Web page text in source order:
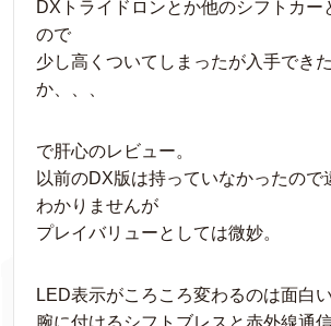
DXトライドロンとか他のシフトカー
ので
少し高くついてしまったが入手でき
か、、、
で肝心のレビュー。
以前のDX版は持っていなかったので
わかりませんが
プレイバリューとしては微妙。
LED表示がころころ変わるのは面白
腕に付けるシフトブレスと赤外線通